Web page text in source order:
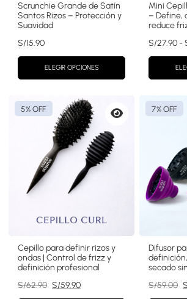
Scrunchie Grande de Satín
Santos Rizos – Protección y
Suavidad
S/15.90
ELEGIR OPCIONES
Mini
– Define,
reduce
S/27.90 -
5% OFF
Vista
Cepillo para definir rizos y
ondas | Control de frizz y
definición profesional
S/62.90 El
precio
S/59.90El
precio
7% OFF
Difusor
secado
S/59.00 El